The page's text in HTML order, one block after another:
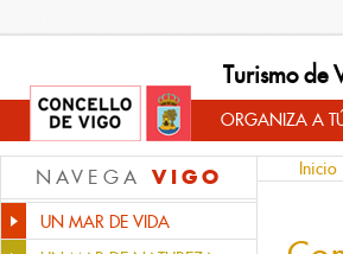
Turismo de
ORGANIZA A
NAVEGA VIGO
UN MAR DE VIDA
Inicio